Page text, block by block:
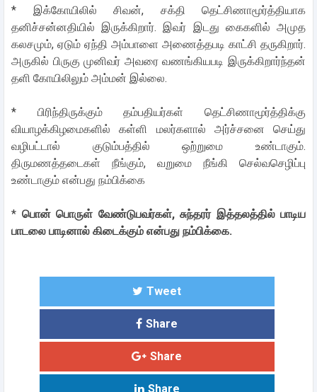
* இக்கோயிலில் சிவன், சக்தி தெட்சிணாமூர்த்தியாக
தனிச்சன்னதியில் இருக்கிறார். இவர் இடது கைகளில் அமுத
கலசமும், ஏடும் ஏந்தி அம்பாளை அணைத்தபடி காட்சி தருகிறார்.
அருகில் பிருகு முனிவர் அவரை வணங்கியபடி இருக்கிறார்ந்தன்
தளி கோயிலிலும் அம்மன் இல்லை.
* பிரிந்திருக்கும் தம்பதியர்கள் தெட்சிணாமூர்த்திக்கு
வியாழக்கிழமைகளில் கள்ளி மலர்களால் அர்ச்சனை செய்து
வழிபட்டால் குடும்பத்தில் ஒற்றுமை உண்டாகும்.
திருமணத்தடைகள் நீங்கும், வறுமை நீங்கி செல்வசெழிப்பு
உண்டாகும் என்பது நம்பிக்கை
* பொன் பொருள் வேண்டுபவர்கள், சுந்தரர் இத்தலத்தில் பாடிய
பாடலை பாடினால் கிடைக்கும் என்பது நம்பிக்கை.
Tweet
Share
Share
Share